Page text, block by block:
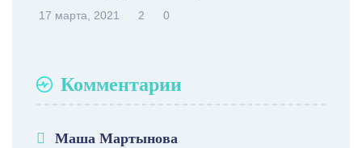
17 марта, 2021 2 0
Комментарии
Маша Мартынова